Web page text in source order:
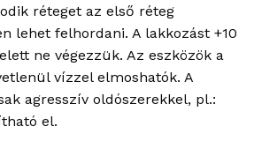
réteget az első réteg
lehet felhordani. A lakkozást +10
ne végezzük. Az eszközök a
vízzel elmoshatók. A
agresszív oldószerekkel, pl.:
el.